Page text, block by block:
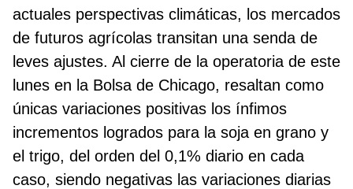
actuales perspectivas climáticas, los mercados
de futuros agrícolas transitan una senda de
leves ajustes. Al cierre de la operatoria de este
lunes en la Bolsa de Chicago, resaltan como
únicas variaciones positivas los ínfimos
incrementos logrados para la soja en grano y
el trigo, del orden del 0,1% diario en cada
caso, siendo negativas las variaciones diarias